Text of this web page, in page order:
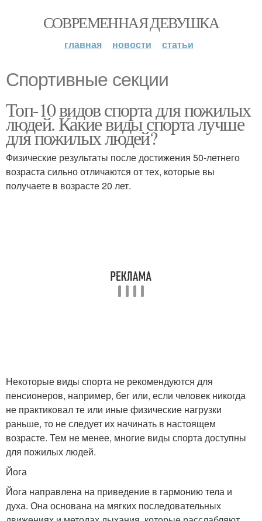
СОВРЕМЕННАЯ ДЕВУШКА
главная новости статьи
Спортивные секции
Топ-10 видов спорта для пожилых
людей. Какие виды спорта лучше
для пожилых людей?
Физические результаты после достижения 50-летнего
возраста сильно отличаются от тех, которые вы
получаете в возрасте 20 лет.
Некоторые виды спорта не рекомендуются для
пенсионеров, например, бег или, если человек никогда
не практиковал те или иные физические нагрузки
раньше, то не следует их начинать в настоящем
возрасте. Тем не менее, многие виды спорта доступны
для пожилых людей.
Йога
Йога направлена на приведение в гармонию тела и
духа. Она основана на мягких последовательных